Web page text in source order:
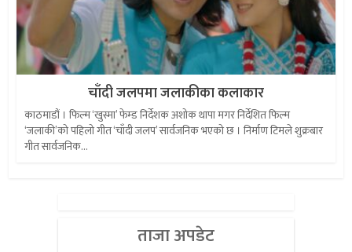
चाँदी जलपमा जलाकीका कलाकार
काठमाडौं । फिल्म ‘खुस्मा’ फेम्ड निर्देशक अशोक थापा मगर निर्देशित फिल्म
‘जलाकी’को पहिलो गीत ‘चाँदी जलप’ सार्वजनिक भएको छ । निर्माण टिमले शुक्रबार
गीत सार्वजनिक...
ताजा अपडेट